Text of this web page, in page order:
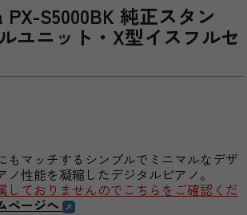
S5000BK 純正スタン
ユニット・X型イスフルセ
もマッチするシンプルでミニマルなデザ
ノ性能を凝縮したデジタルピアノ。
ておりませんのでこちらをご確認くだ
ページへ